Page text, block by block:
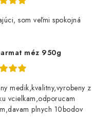
som veľmi spokojná
méz 950g
medik,kvalitny,vyrobeny z
vcielkam,odporucam
plnych 10bodov